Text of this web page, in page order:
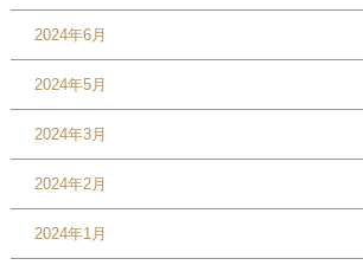
2024年6月
2024年5月
2024年3月
2024年2月
2024年1月